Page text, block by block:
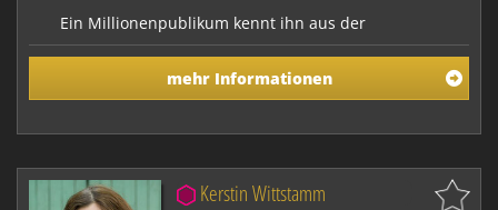
Ein Millionenpublikum kennt ihn aus der
Lindenstraße, wo er viele Jahre der Mann an der Seite
letzter Zeit mit der neuen WDR-Comedyserie "Die
Mockridges - Eine Knallerfamilie" gewonnen. Aber Bill
Mockridge ist auch ein erfolgreicher Bestseller-Autor
mehr Informationen
Kerstin Wittstamm